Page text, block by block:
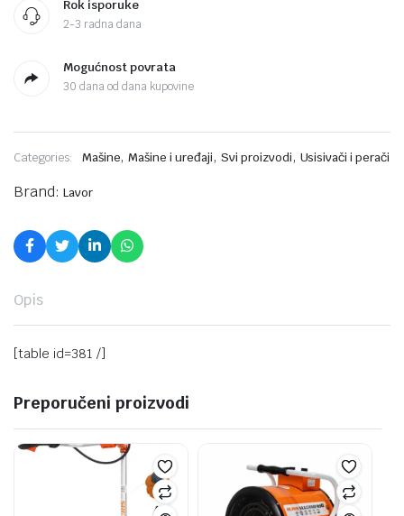
Rok isporuke
2-3 radna dana
Mogućnost povrata
30 dana od dana kupovine
Categories: Mašine,Mašine i uređaji, Svi proizvodi, Usisivači i perači
Brand: Lavor
Opis
[table id=381 /]
Preporučeni proizvodi